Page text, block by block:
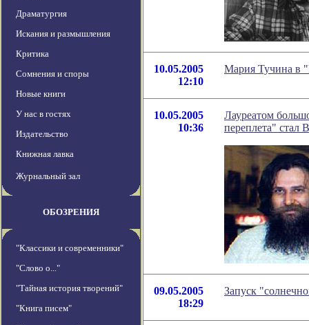
Драматургия
Искания и размышления
Критика
Сомнения и споры
Новые книги
У нас в гостях
Издательство
Книжная лавка
Журнальный зал
ОБОЗРЕНИЯ
"Классики и современники"
"Слово о..."
"Тайная история творений"
"Книга писем"
10.05.2005
12:10
Мария Тучина в
10.05.2005
10:36
Лауреатом
переплета" стал
09.05.2005
18:29
Запуск